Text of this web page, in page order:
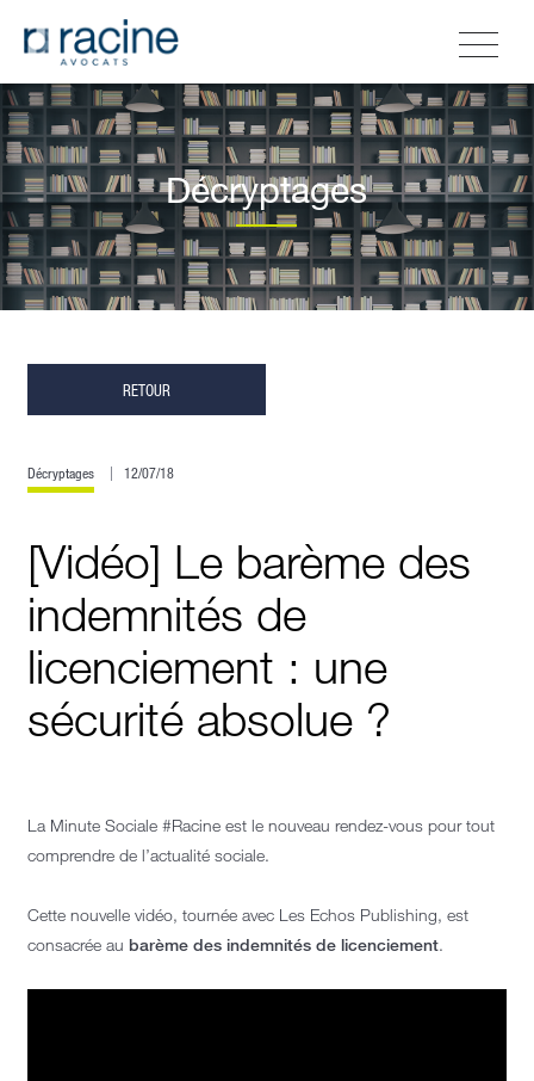
Décryptages
RETOUR
Décryptages 12/07/18
[Vidéo] Le barème des
indemnités de
licenciement : une
sécurité absolue ?
La Minute Sociale #Racine est le nouveau rendez-vous pour tout
comprendre de l’actualité sociale.
Cette nouvelle vidéo, tournée avec Les Echos Publishing, est
consacrée au barème des indemnités de licenciement.